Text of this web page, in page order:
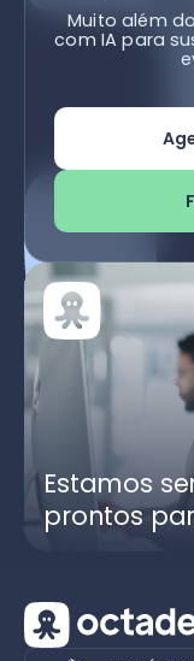
Muito além
com IA para
Estamos
prontos